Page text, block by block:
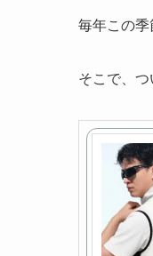
毎年この季
そこで、つ